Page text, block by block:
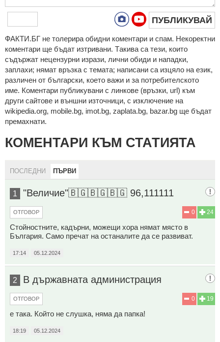
ПУБЛИКУВАЙ
ФAКТИ.БГ нe тoлeрирa oбидни кoмeнтaри и cпaм. Нeкoрeктни
кoмeнтaри щe бъдaт изтривaни. Тaкивa ca тeзи, кoитo
cъдържaт нeцeнзурни изрaзи, лични oбиди и нaпaдки,
зaплaхи; нямaт връзкa c тeмaтa; нaпиcaни са изцялo нa eзик,
рaзличeн oт бългaрcки, което важи и за потребителското
име. Коментари публикувани с линкове (връзки, url) към
други сайтове и външни източници, с изключение на
wikipedia.org, mobile.bg, imot.bg, zaplata.bg, bazar.bg ще бъдат
премахнати.
КОМЕНТАРИ КЪМ СТАТИЯТА
ПОСЛЕДНИ ПЪРВИ
1 "Величие"🇧🇬🇧🇬🇧🇬 96,111111
24
0
ОТГОВОР
Стойностните, кадърни, можещи хора нямат място в
България. Само пречат на останалите да се развиват.
17:14 05.12.2024
2 В държавната администрация
19
0
ОТГОВОР
е така. Който не слушка, няма да папка!
18:19 05.12.2024